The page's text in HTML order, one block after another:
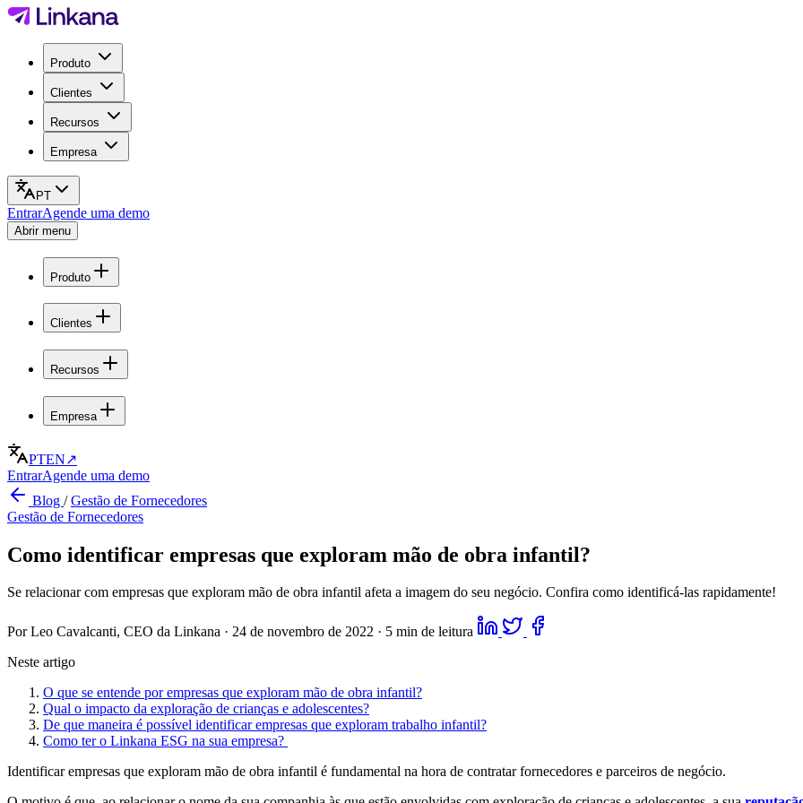
Produto
Clientes
Recursos
Empresa
PT
EntrarAgende uma demo
Abrir menu
Produto
Clientes
Recursos
Empresa
PTEN↗
EntrarAgende uma demo
Blog /Gestão de Fornecedores
Gestão de Fornecedores
Como identificar empresas que exploram mão de obra infantil?
Se relacionar com empresas que exploram mão de obra infantil afeta a imagem do seu negócio. Confira como identificá-las rapidamente!
Por Leo Cavalcanti, CEO da Linkana · 24 de novembro de 2022 · 5 min de leitura
Neste artigo
O que se entende por empresas que exploram mão de obra infantil?
Qual o impacto da exploração de crianças e adolescentes?
De que maneira é possível identificar empresas que exploram trabalho infantil?
Como ter o Linkana ESG na sua empresa?
Identificar empresas que exploram mão de obra infantil é fundamental na hora de contratar fornecedores e parceiros de negócio.